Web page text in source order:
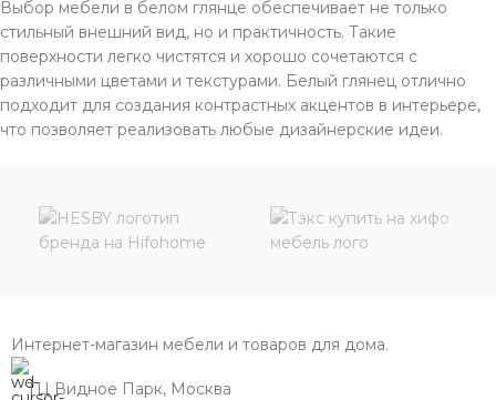
Выбор мебели в белом глянце обеспечивает не только
стильный внешний вид, но и практичность. Такие
поверхности легко чистятся и хорошо сочетаются с
различными цветами и текстурами. Белый глянец отлично
подходит для создания контрастных акцентов в интерьере,
что позволяет реализовать любые дизайнерские идеи.
Интернет-магазин мебели и товаров для дома.
ТЦ Видное Парк, Москва